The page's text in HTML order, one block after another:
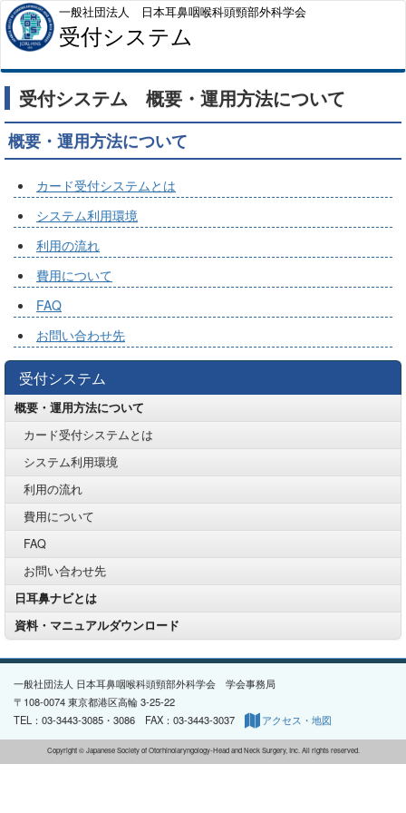
一般社団法人 日本耳鼻咽喉科頭頸部外科学会
受付システム
受付システム 概要・運用方法について
概要・運用方法について
カード受付システムとは
システム利用環境
利用の流れ
費用について
FAQ
お問い合わせ先
受付システム
概要・運用方法について
カード受付システムとは
システム利用環境
利用の流れ
費用について
FAQ
お問い合わせ先
日耳鼻ナビとは
資料・マニュアルダウンロード
一般社団法人 日本耳鼻咽喉科頭頸部外科学会 学会事務局
〒108-0074 東京都港区高輪 3-25-22
TEL：03-3443-3085・3086 FAX：03-3443-3037
アクセス・地図
Copyright © Japanese Society of Otorhinolaryngology-Head and Neck Surgery, Inc. All rights reserved.